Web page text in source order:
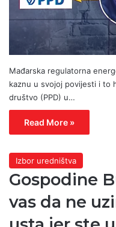
Mađarska regulatorna
kaznu u svojoj povijesti i to
društvo (PPD) u…
Read More »
Izbor uredništva
Gospodine
vas da ne